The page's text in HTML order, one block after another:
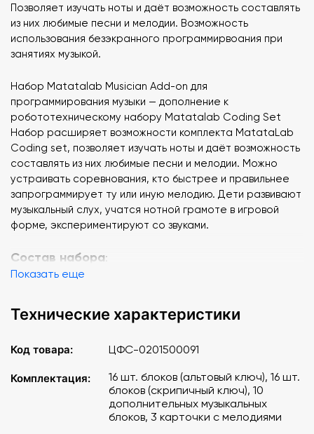
Позволяет изучать ноты и даёт возможность составлять
из них любимые песни и мелодии. Возможность
использования безэкранного программирвоания при
занятиях музыкой.
Набор Matatalab Musician Add-on для
программирования музыки — дополнение к
робототехническому набору Matatalab Coding Set
Набор расширяет возможности комплекта MatataLab
Coding set, позволяет изучать ноты и даёт возможность
составлять из них любимые песни и мелодии. Можно
устраивать соревнования, кто быстрее и правильнее
запрограммирует ту или иную мелодию. Дети развивают
музыкальный слух, учатся нотной грамоте в игровой
форме, экспериментируют со звуками.
Состав набора:
Музыкальные блоки: 10
Показать еще
Технические характеристики
Код товара: ЦФС-0201500091
Комплектация:
16 шт. блоков (альтовый ключ), 16 шт.
блоков (скрипичный ключ), 10
дополнительных музыкальных
блоков, 3 карточки с мелодиями